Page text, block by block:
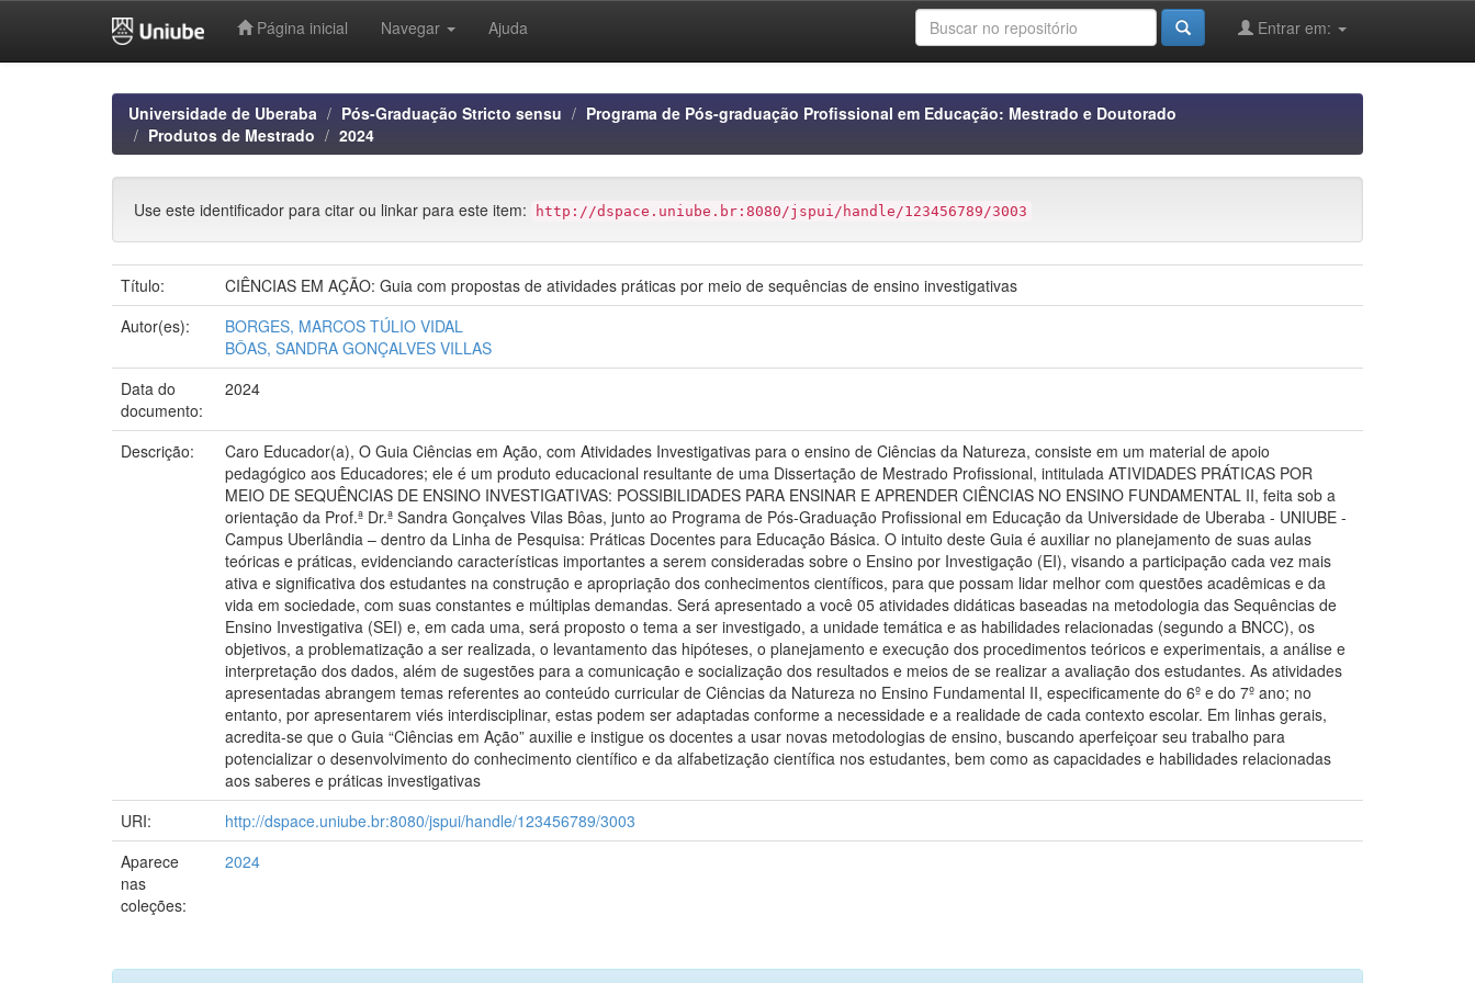
Página inicial Navegar Ajuda Entrar em:
Universidade de Uberaba Pós-Graduação Stricto sensu
Programa de Pós-graduação Profissional em Educação: Mestrado e Doutorado
Produtos de Mestrado
2024
Use este identificador para citar ou linkar para este item: http://dspace.uniube.br:8080/jspui/handle/123456789/3003
Título:
CIÊNCIAS EM AÇÃO: Guia com propostas de atividades práticas por meio de sequências de ensino investigativas
Autor(es):
BORGES, MARCOS TÚLIO VIDAL
BÔAS, SANDRA GONÇALVES VILLAS
Data do
documento:
2024
Descrição:
Caro Educador(a), O Guia Ciências em Ação, com Atividades Investigativas para o ensino de Ciências da Natureza, consiste em um material de apoio
pedagógico aos Educadores; ele é um produto educacional resultante de uma Dissertação de Mestrado Profissional, intitulada ATIVIDADES PRÁTICAS POR
MEIO DE SEQUÊNCIAS DE ENSINO INVESTIGATIVAS: POSSIBILIDADES PARA ENSINAR E APRENDER CIÊNCIAS NO ENSINO FUNDAMENTAL II, feita sob a
orientação da Prof.ª Dr.ª Sandra Gonçalves Vilas Bôas, junto ao Programa de Pós-Graduação Profissional em Educação da Universidade de Uberaba - UNIUBE -
Campus Uberlândia – dentro da Linha de Pesquisa: Práticas Docentes para Educação Básica. O intuito deste Guia é auxiliar no planejamento de suas aulas
teóricas e práticas, evidenciando características importantes a serem consideradas sobre o Ensino por Investigação (EI), visando a participação cada vez mais
ativa e significativa dos estudantes na construção e apropriação dos conhecimentos científicos, para que possam lidar melhor com questões acadêmicas e da
vida em sociedade, com suas constantes e múltiplas demandas. Será apresentado a você 05 atividades didáticas baseadas na metodologia das Sequências de
Ensino Investigativa (SEI) e, em cada uma, será proposto o tema a ser investigado, a unidade temática e as habilidades relacionadas (segundo a BNCC), os
objetivos, a problematização a ser realizada, o levantamento das hipóteses, o planejamento e execução dos procedimentos teóricos e experimentais, a análise e
interpretação dos dados, além de sugestões para a comunicação e socialização dos resultados e meios de se realizar a avaliação dos estudantes. As atividades
apresentadas abrangem temas referentes ao conteúdo curricular de Ciências da Natureza no Ensino Fundamental II, especificamente do 6º e do 7º ano; no
entanto, por apresentarem viés interdisciplinar, estas podem ser adaptadas conforme a necessidade e a realidade de cada contexto escolar. Em linhas gerais,
acredita-se que o Guia “Ciências em Ação” auxilie e instigue os docentes a usar novas metodologias de ensino, buscando aperfeiçoar seu trabalho para
potencializar o desenvolvimento do conhecimento científico e da alfabetização científica nos estudantes, bem como as capacidades e habilidades relacionadas
aos saberes e práticas investigativas
URI:
http://dspace.uniube.br:8080/jspui/handle/123456789/3003
Aparece
nas
coleções:
2024